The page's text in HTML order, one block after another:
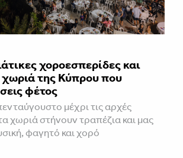
χοροεσπερίδες και
χωριά της Κύπρου που
φέτος
μέχρι τις αρχές
χωριά στήνουν τραπέζια και μας
φαγητό και χορό